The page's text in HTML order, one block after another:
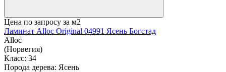
Цена по запросу за м2
Ламинат Alloc Original 04991 Ясень Богстад
Alloc
(Норвегия)
Класс: 34
Порода дерева: Ясень